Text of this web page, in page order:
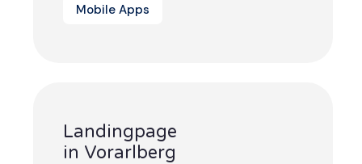
Mobile Apps
Landingpage
in Vorarlberg